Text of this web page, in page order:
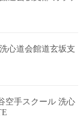
心道会館道玄坂支
空手スクール 洗心